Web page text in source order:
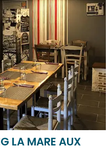
LA MARE AUX